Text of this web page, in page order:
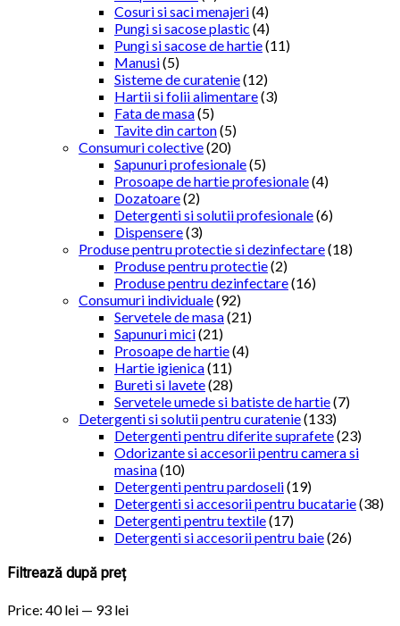
Cosuri si saci menajeri(4)
Pungi si sacose plastic (4)
Pungi si sacose de hartie(11)
Manusi(5)
Sisteme de curatenie(12)
Hartii si folii alimentare(3)
Fata de masa(5)
Tavite din carton(5)
Consumuri colective(20)
Sapunuri profesionale(5)
Prosoape de hartie profesionale(4)
Dozatoare(2)
Detergenti si solutii profesionale(6)
Dispensere(3)
Produse pentru protectie si dezinfectare(18)
Produse pentru protectie(2)
Produse pentru dezinfectare(16)
Consumuri individuale(92)
Servetele de masa(21)
Sapunuri mici(21)
Prosoape de hartie(4)
Hartie igienica(11)
Bureti si lavete(28)
Servetele umede si batiste de hartie(7)
Detergenti si solutii pentru curatenie(133)
Detergenti pentru diferite suprafete(23)
Odorizante si accesorii pentru camera si
masina(10)
Detergenti pentru pardoseli(19)
Detergenti si accesorii pentru bucatarie(38)
Detergenti pentru textile(17)
Detergenti si accesorii pentru baie(26)
Filtrează după preț
Price: 40 lei — 93 lei